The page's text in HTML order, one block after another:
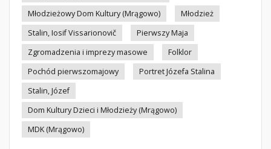
Młodzieżowy Dom Kultury (Mrągowo)
Młodzież
Stalin, Iosif Vissarionovič
Pierwszy Maja
Zgromadzenia i imprezy masowe
Folklor
Pochód pierwszomajowy
Portret Józefa Stalina
Stalin, Józef
Dom Kultury Dzieci i Młodzieży (Mrągowo)
MDK (Mrągowo)